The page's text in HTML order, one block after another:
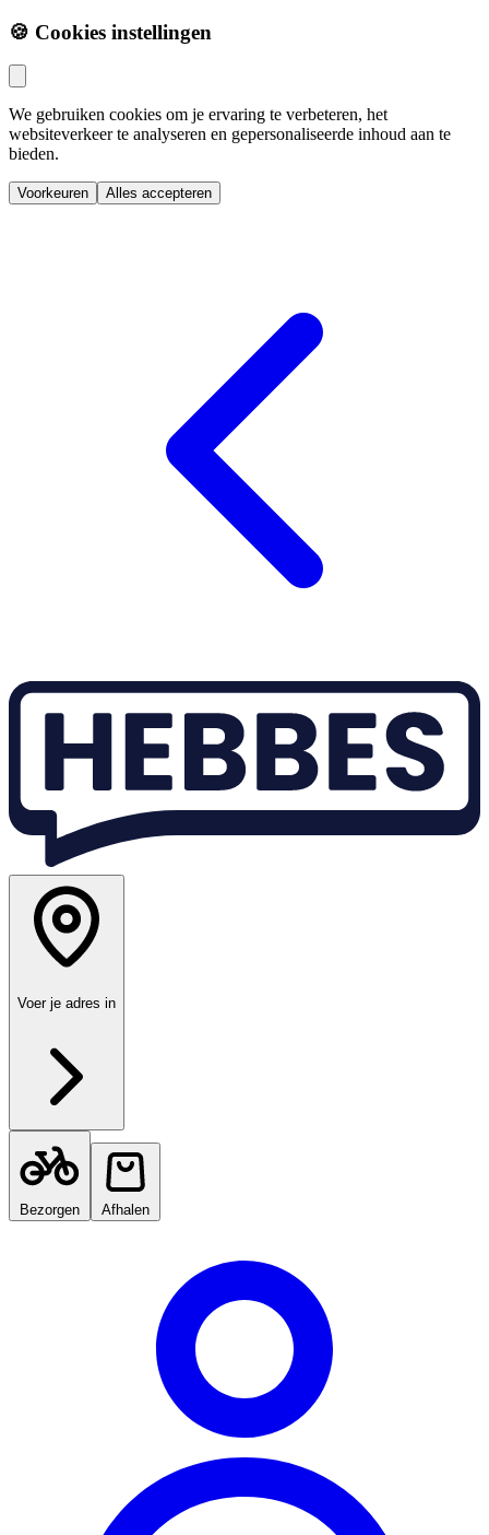
🍪 Cookies instellingen
We gebruiken cookies om je ervaring te verbeteren, het
websiteverkeer te analyseren en gepersonaliseerde inhoud aan te
bieden.
Voorkeuren Alles accepteren
Voer je adres in
Bezorgen Afhalen